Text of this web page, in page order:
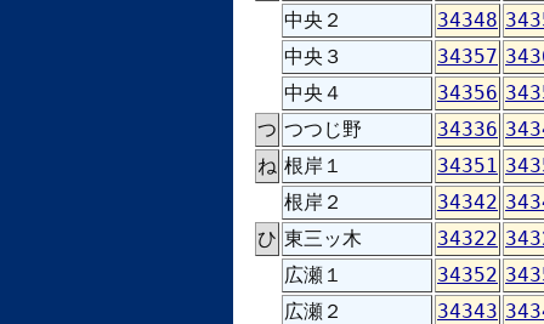
中央２
34348
中央３
34357
中央４
34356
つ つつじ野 34336
ね 根岸１ 34351
根岸２
34342
ひ 東三ッ木 34322
広瀬１
34352
広瀬２
34343